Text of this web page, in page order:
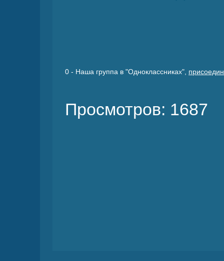
0 - Наша группа в "Одноклассниках",
Просмотров: 1687